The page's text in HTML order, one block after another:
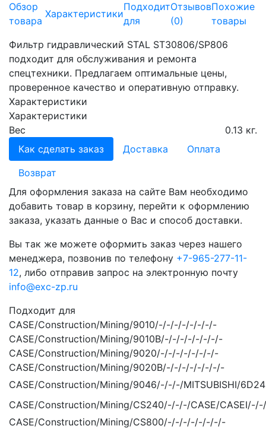
Обзор
товара
Характеристики
Подходит
для
Отзывов
(0)
Похожие
товары
Фильтр гидравлический STAL ST30806/SP806
подходит для обслуживания и ремонта
спецтехники. Предлагаем оптимальные цены,
проверенное качество и оперативную отправку.
Характеристики
Характеристики
Вес
0.13 кг.
Как сделать заказ
Доставка
Оплата
Возврат
Для оформления заказа на сайте Вам необходимо
добавить товар в корзину, перейти к оформлению
заказа, указать данные о Вас и способ доставки.
Вы так же можете оформить заказ через нашего
менеджера, позвонив по телефону +7-965-277-11-
12, либо отправив запрос на электронную почту
info@exc-zp.ru
Подходит для
CASE/Construction/Mining/9010/-/-/-/-/-/-/-/-
CASE/Construction/Mining/9010B/-/-/-/-/-/-/-/-
CASE/Construction/Mining/9020/-/-/-/-/-/-/-/-
CASE/Construction/Mining/9020B/-/-/-/-/-/-/-/-
CASE/Construction/Mining/9046/-/-/-/MITSUBISHI/
CASE/Construction/Mining/CS240/-/-/-/CASE/
CASE/Construction/Mining/CS800/-/-/-/-/-/-/-/-